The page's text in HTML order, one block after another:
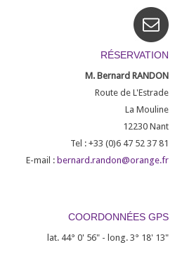
RÉSERVATION
M. Bernard RANDON
Route de L'Estrade
La Mouline
12230 Nant
Tel : +33 (0)6 47 52 37 81
E-mail : bernard.randon@orange.fr
COORDONNÉES GPS
lat. 44° 0' 56" - long. 3° 18' 13"